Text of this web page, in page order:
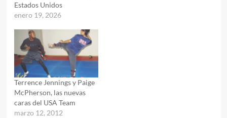
Estados Unidos
enero 19, 2026
Terrence Jennings y Paige
McPherson, las nuevas
caras del USA Team
marzo 12, 2012